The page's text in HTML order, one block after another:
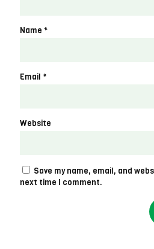
Name *
Email *
Website
Save my name, email, and
next time I comment.